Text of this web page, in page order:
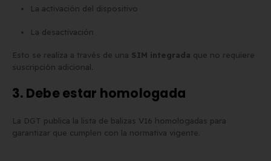
La activación del dispositivo
La desactivación
Esto se realiza a través de una SIM integrada que no requiere
suscripción adicional.
3. Debe estar homologada
La DGT publica la lista de balizas V16 homologadas para
garantizar que cumplen con la normativa vigente.